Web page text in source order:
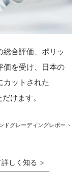
合評価、ポリッ
価を受け、日本の
カットされた
けます。
ドグレーディングレポート
しく知る